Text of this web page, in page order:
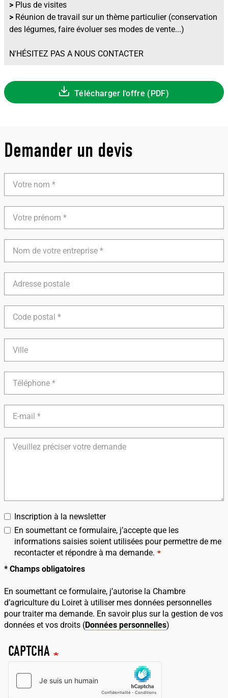
> Plus de visites
> Réunion de travail sur un thème particulier (conservation
des légumes, faire évoluer ses modes de vente...)
N'HÉSITEZ PAS A NOUS CONTACTER
Télécharger l'offre (PDF)
Demander un devis
nom
prénom
votre
entreprise
postale
postal
mail
Détails
Inscription à la newsletter
En soumettant ce formulaire, j’accepte que les
informations saisies soient utilisées pour permettre de me
recontacter et répondre à ma demande.
* Champs obligatoires
En soumettant ce formulaire, j’autorise la Chambre
d’agriculture du Loiret à utiliser mes données personnelles
pour traiter ma demande. En savoir plus sur la gestion de vos
données et vos droits (Données personnelles)
CAPTCHA